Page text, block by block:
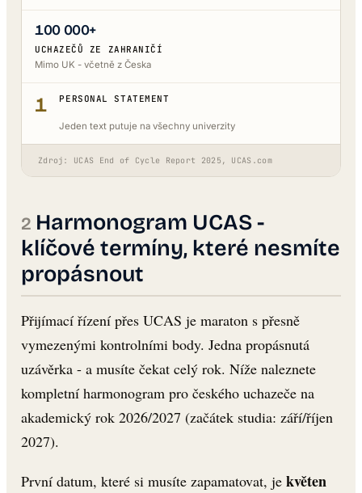
100 000+
UCHAZEČŮ ZE ZAHRANIČÍ
Mimo UK - včetně z Česka
1 PERSONAL STATEMENT
Jeden text putuje na všechny univerzity
Zdroj: UCAS End of Cycle Report 2025, UCAS.com
Harmonogram UCAS -
klíčové termíny, které nesmíte
propásnout
Přijímací řízení přes UCAS je maraton s přesně
vymezenými kontrolními body. Jedna propásnutá
uzávěrka - a musíte čekat celý rok. Níže naleznete
kompletní harmonogram pro českého uchazeče na
akademický rok 2026/2027 (začátek studia: září/říjen
2027).
První datum, které si musíte zapamatovat, je květen